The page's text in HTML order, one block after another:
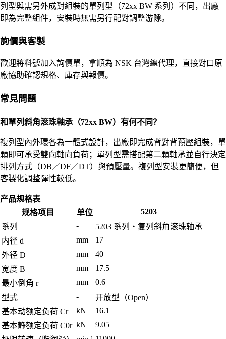
列型與需另外成對組裝的單列型（72xx BW 系列）不同，出廠
即為完整組件，安裝時無需另行配對調整游隙。
詢價與客製
歡迎將料號加入詢價單，拿順為 NSK 台灣總代理，直接對口原
廠協助確認規格、庫存與報價。
常見問題
和單列斜角滾珠軸承（72xx BW）有何不同？
複列型內外環各為一體式設計，出廠即完成背對背預壓組裝，單
顆即可承受雙向軸向負荷；單列型需搭配第二顆軸承並自行決定
排列方式（DB／DF／DT）與預壓量。複列型安裝更簡便，但
客製化調整彈性較低。
产品规格表
规格项目
单位
5203
系列
-
5203 系列・复列斜角滚珠轴承
内径 d
mm
17
外径 D
mm
40
宽度 B
mm
17.5
最小倒角 r
mm
0.6
型式
-
开放型（Open）
基本动额定负荷 Cr
kN
16.1
基本静额定负荷 C0r kN
9.05